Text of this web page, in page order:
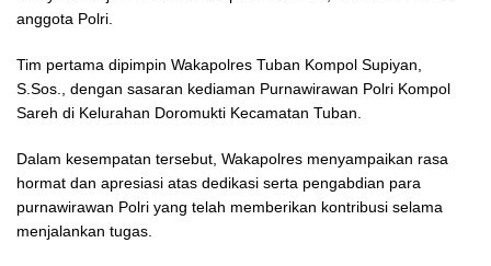
anggota Polri.
Tim pertama dipimpin Wakapolres Tuban Kompol Supiyan,
S.Sos., dengan sasaran kediaman Purnawirawan Polri Kompol
Sareh di Kelurahan Doromukti Kecamatan Tuban.
Dalam kesempatan tersebut, Wakapolres menyampaikan rasa
hormat dan apresiasi atas dedikasi serta pengabdian para
purnawirawan Polri yang telah memberikan kontribusi selama
menjalankan tugas.